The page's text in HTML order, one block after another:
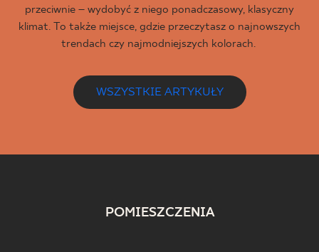
przeciwnie – wydobyć z niego ponadczasowy, klasyczny
klimat. To także miejsce, gdzie przeczytasz o najnowszych
trendach czy najmodniejszych kolorach.
WSZYSTKIE ARTYKUŁY
POMIESZCZENIA